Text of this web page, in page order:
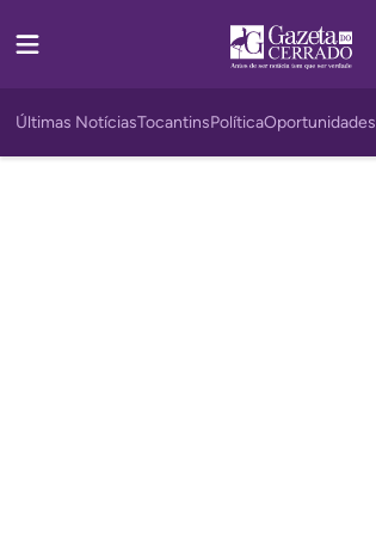
Últimas NotíciasTocantinsPolíticaOportunidades